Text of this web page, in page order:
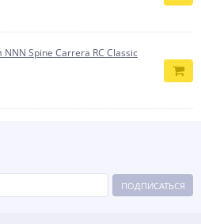
Spine Carrera RC Classic
ПОДПИСАТЬСЯ